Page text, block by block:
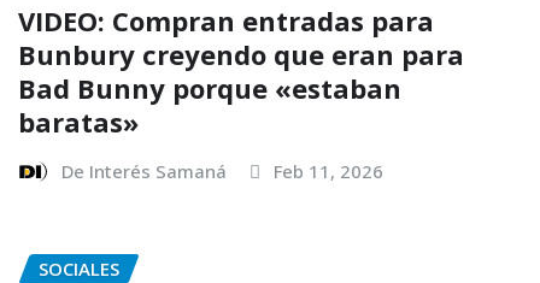
VIDEO: Compran entradas para
Bunbury creyendo que eran para
Bad Bunny porque «estaban
baratas»
De Interés Samaná Feb 11, 2026
SOCIALES